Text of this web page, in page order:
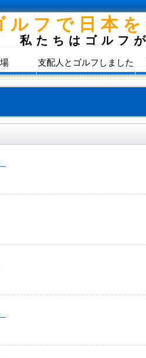
ルフで日本
私たちはゴルフ
支配人とゴルフしました